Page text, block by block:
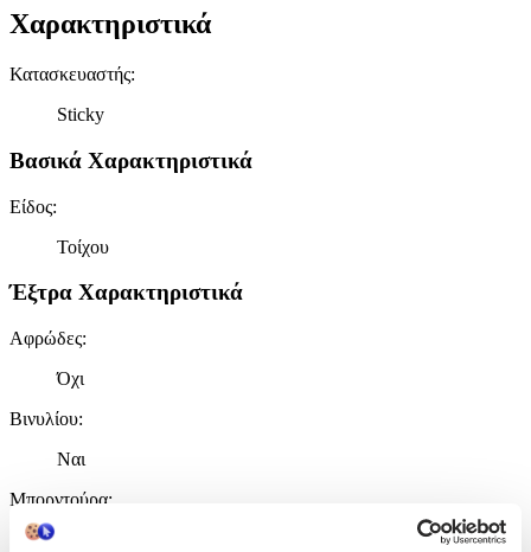
Χαρακτηριστικά
Κατασκευαστής:
Sticky
Βασικά Χαρακτηριστικά
Είδος:
Τοίχου
Έξτρα Χαρακτηριστικά
Αφρώδες:
Όχι
Βινυλίου:
Ναι
Μπορντούρα: